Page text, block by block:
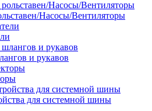
Насосы/Вентиляторы
и рукавов
для системной шины